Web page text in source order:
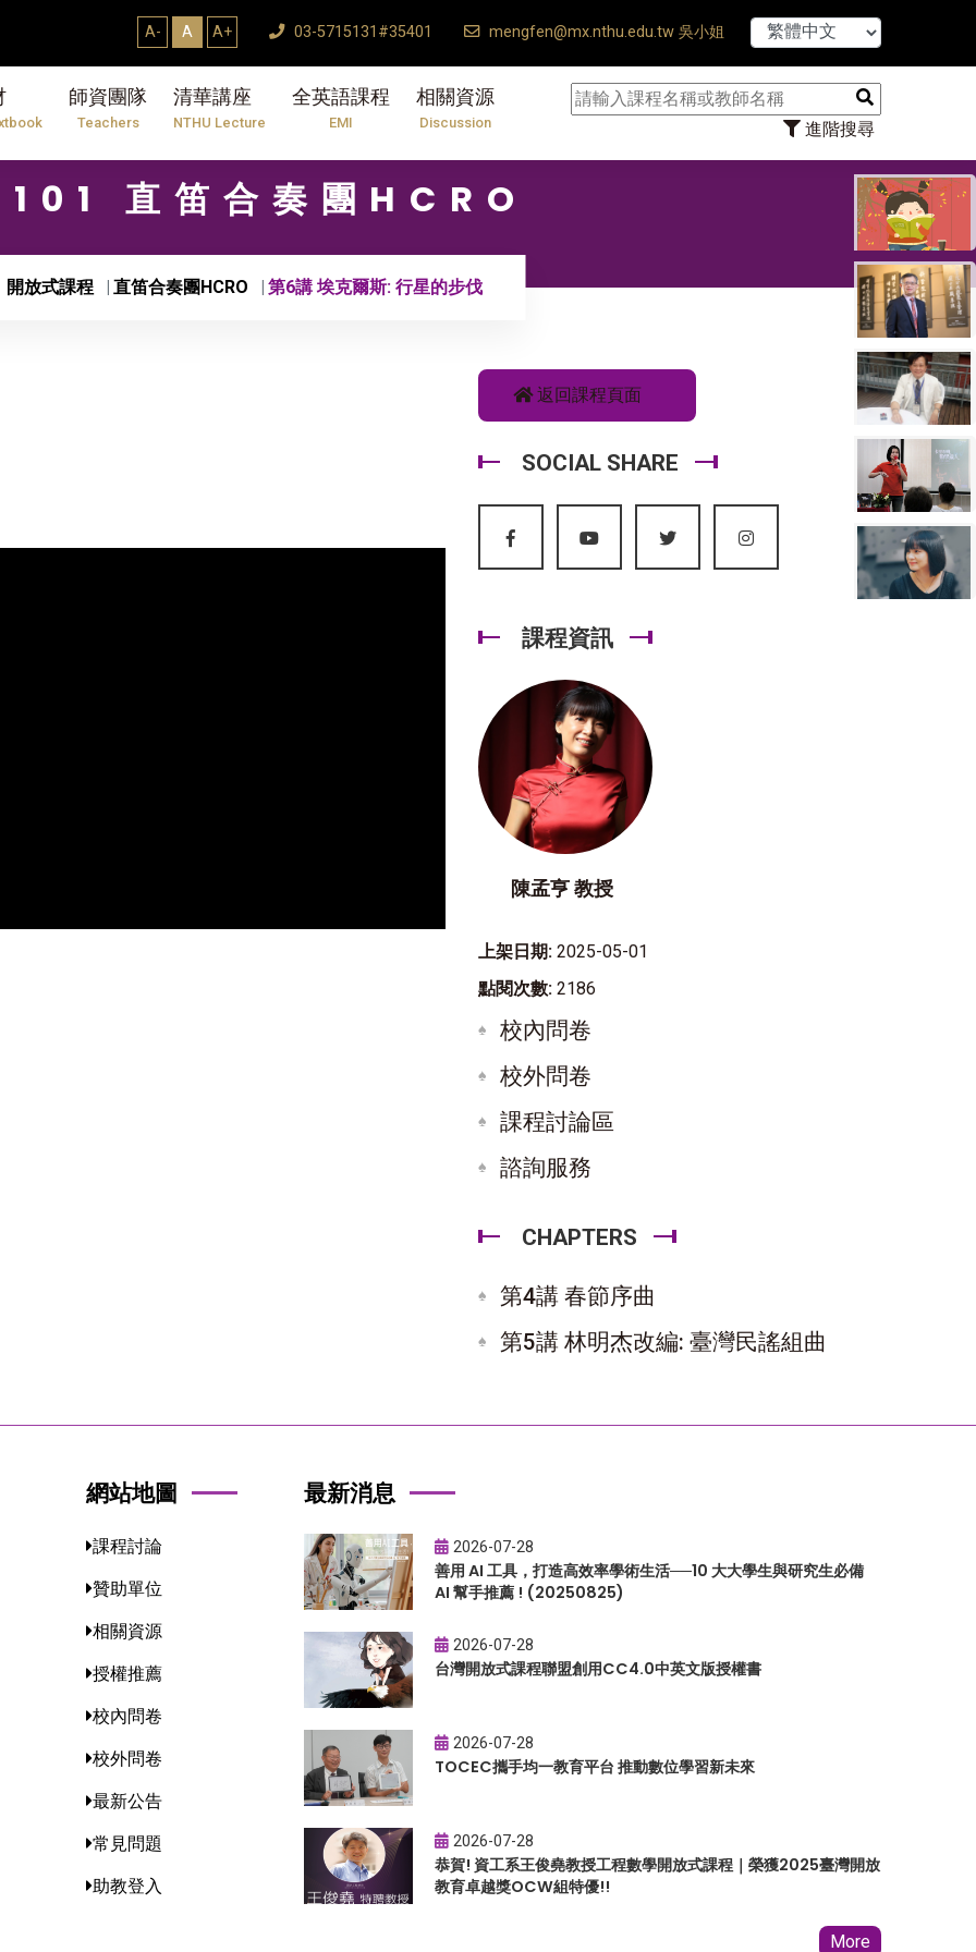
A- A A+ 03-5715131#35401 mengfen@mx.nthu.edu.tw 吳小姐
師資團隊
Teachers
清華講座
NTHU Lecture
全英語課程
EMI
相關資源
Discussion 進階搜尋
【7/31】
直笛合奏團HCRO
開放式課程 直笛合奏團HCRO 第6講 埃克爾斯: 行星的步伐
返回課程頁面
SOCIAL SHARE
課程資訊
陳孟亨 教授
上架日期: 2025-05-01
點閱次數: 2186
校內問卷
校外問卷
課程討論區
諮詢服務
CHAPTERS
第4講 春節序曲
第5講 林明杰改編: 臺灣民謠組曲
網站地圖
課程討論
贊助單位
相關資源
授權推薦
校內問卷
校外問卷
最新公告
常見問題
助教登入
最新消息
2026-07-28
善用 AI 工具，打造高效率學術生活──10 大大學生與研究生必備
AI 幫手推薦 ! (20250825)
2026-07-28
台灣開放式課程聯盟創用CC4.0中英文版授權書
2026-07-28
TOCEC攜手均一教育平台 推動數位學習新未來
2026-07-28
恭賀! 資工系王俊堯教授工程數學開放式課程｜榮獲2025臺灣開放
教育卓越獎OCW組特優!!
More